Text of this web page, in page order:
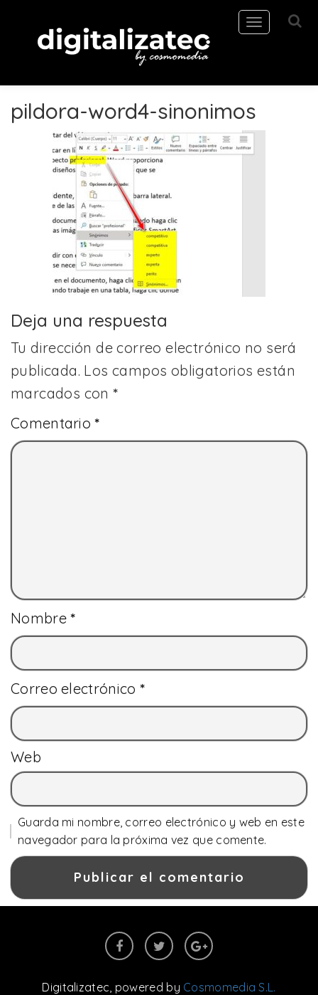
Toggle
navigation
pildora-word4-sinonimos
Deja una respuesta
Tu dirección de correo electrónico no será
publicada. Los campos obligatorios están
marcados con*
Comentario*
Nombre*
Correo electrónico *
Web
Guarda mi nombre, correo electrónico y web en este
navegador para la próxima vez que comente.
Digitalizatec , powered by Cosmomedia S.L.